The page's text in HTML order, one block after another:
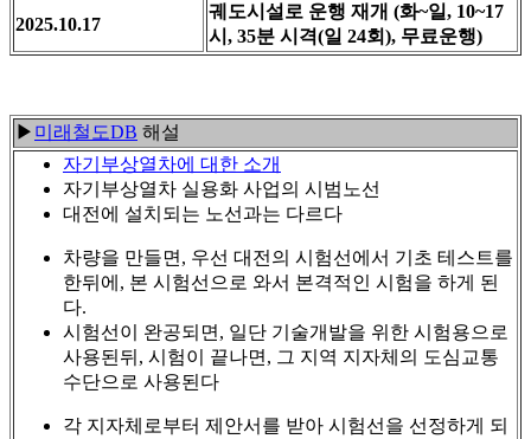
2025.10.17
궤도시설로 운행 재개 (화~일, 10~17
시, 35분 시격(일 24회), 무료운행)
▶ 미래철도DB 해설
자기부상열차에 대한 소개
자기부상열차 실용화 사업의 시범노선
대전에 설치되는 노선과는 다르다
차량을 만들면, 우선 대전의 시험선에서 기초 테스트를
한뒤에, 본 시험선으로 와서 본격적인 시험을 하게 된
다.
시험선이 완공되면, 일단 기술개발을 위한 시험용으로
사용된뒤, 시험이 끝나면, 그 지역 지자체의 도심교통
수단으로 사용된다
각 지자체로부터 제안서를 받아 시험선을 선정하게 되